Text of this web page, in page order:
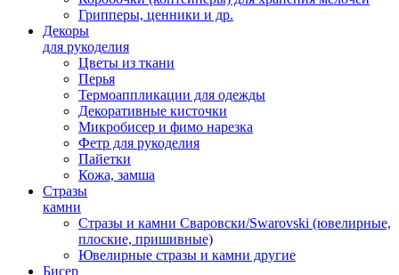
Грипперы, ценники и др.
Декоры
для рукоделия
Цветы из ткани
Перья
Термоаппликации для одежды
Декоративные кисточки
Микробисер и фимо нарезка
Фетр для рукоделия
Пайетки
Кожа, замша
Стразы
камни
Стразы и камни Сваровски/Swarovski (ювелирные,
плоские, пришивные)
Ювелирные стразы и камни другие
Бисер